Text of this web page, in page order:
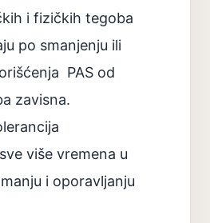
i fizičkih tegoba
po smanjenju ili
PAS od
zavisna.
više vremena u
i oporavljanju